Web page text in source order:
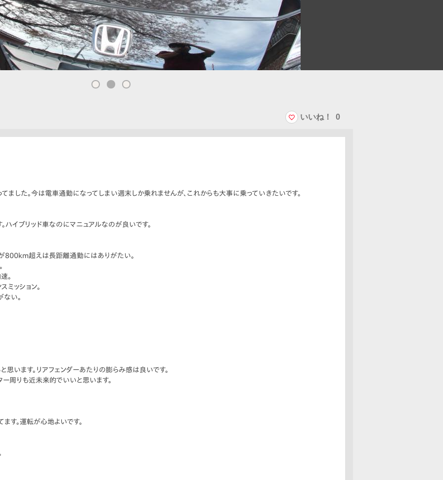
いいね！ 0
した。今は電車通勤になってしまい週末しか乗れませんが、これからも大事に乗っていきたいです。
ハイブリッド車なのにマニュアルなのが良いです。
800km超えは長距離通勤にはありがたい。
。
ミッション。
ない。
います。リアフェンダーあたりの膨らみ感は良いです。
ー周りも近未来的でいいと思います。
す。運転が心地よいです。